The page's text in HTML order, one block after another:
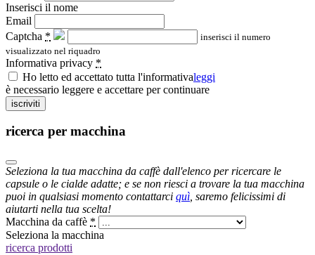
Inserisci il nome
Email
Captcha *
inserisci il numero
visualizzato nel riquadro
Informativa privacy *
Ho letto ed accettato tutta l'informativaleggi
è necessario leggere e accettare per continuare
iscriviti
ricerca per macchina
Seleziona la tua macchina da caffè dall'elenco per ricercare le
capsule o le cialde adatte; e se non riesci a trovare la tua macchina
puoi in qualsiasi momento contattarci quì , saremo felicissimi di
aiutarti nella tua scelta!
Macchina da caffè *
Seleziona la macchina
ricerca prodotti